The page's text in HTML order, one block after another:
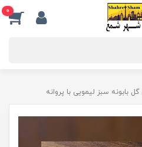
0
بابونه سبز لیمویی با پروانه